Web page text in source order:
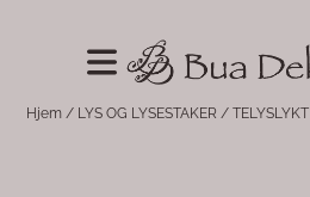
Hopp til innhold
Hjem / LYS OG LYSESTAKER / TELYSLYKT